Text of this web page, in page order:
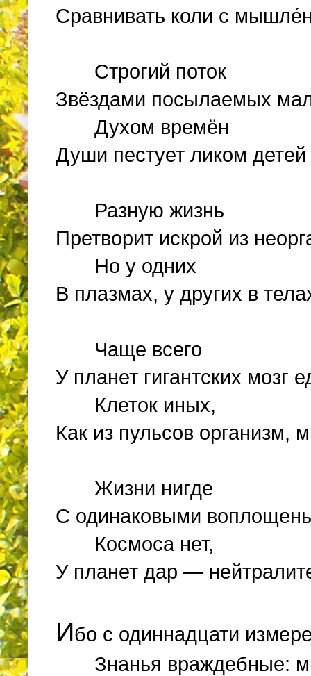
Сравнивать коли с
Строгий поток
Звёздами посылаемых
Духом времён
Души пестует ликом
Разную жизнь
Претворит искрой из
Но у одних
В плазмах, у других в
Чаще всего
У планет гигантских мозг
Клеток иных,
Как из пульсов организм,
Жизни нигде
С одинаковыми
Космоса нет,
У планет дар —
Ибо с одиннадцати
Знанья враждебные: